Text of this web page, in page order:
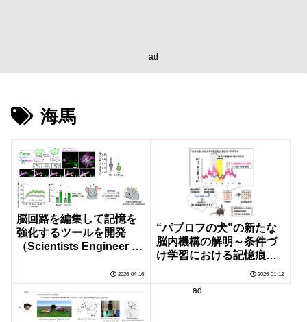
ad
海馬
脳回路を編集して記憶を
強化するツールを開発
（Scientists Engineer a
Circuits and Enhance
Memory）
2026-04-16
“パブロフの犬”の新たな
脳内機構の解明～条件づ
け学習における記憶痕跡
2026-01-12
ad